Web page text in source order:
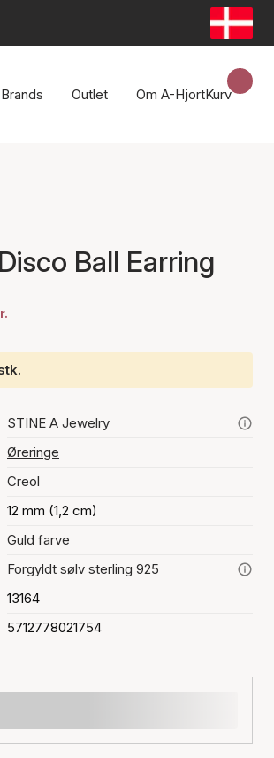
Brands Outlet Om A-HjortKurv
Ball Earring
STINE A Jewelry
Øreringe
Creol
12 mm (1,2 cm)
Guld farve
Forgyldt sølv sterling 925
13164
5712778021754